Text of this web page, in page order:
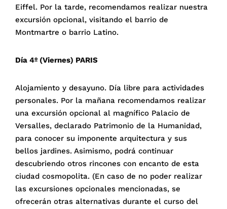
Eiffel. Por la tarde, recomendamos realizar nuestra
excursión opcional, visitando el barrio de
Montmartre o barrio Latino.
Día 4º (Viernes) PARIS
Alojamiento y desayuno. Día libre para actividades
personales. Por la mañana recomendamos realizar
una excursión opcional al magnífico Palacio de
Versalles, declarado Patrimonio de la Humanidad,
para conocer su imponente arquitectura y sus
bellos jardines. Asimismo, podrá continuar
descubriendo otros rincones con encanto de esta
ciudad cosmopolita. (En caso de no poder realizar
las excursiones opcionales mencionadas, se
ofrecerán otras alternativas durante el curso del